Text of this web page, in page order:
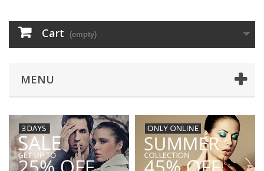
Cart (empty)
MENU